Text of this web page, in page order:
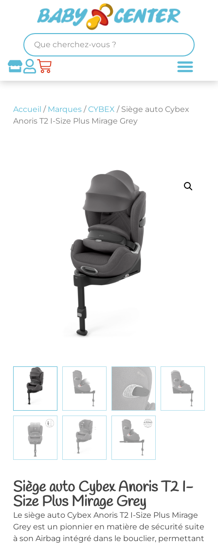
Accueil / Marques/CYBEX / Siège auto Cybex
Anoris T2 I-Size Plus Mirage Grey
Siège auto Cybex Anoris T2 I-
Size Plus Mirage Grey
Le siège auto Cybex Anoris T2 I-Size Plus Mirage
Grey est un pionnier en matière de sécurité suite
à son Airbag intégré dans le bouclier, permettant